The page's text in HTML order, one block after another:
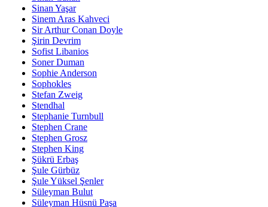
Sinan Yaşar
Sinem Aras Kahveci
Sir Arthur Conan Doyle
Şirin Devrim
Sofist Libanios
Soner Duman
Sophie Anderson
Sophokles
Stefan Zweig
Stendhal
Stephanie Turnbull
Stephen Crane
Stephen Grosz
Stephen King
Şükrü Erbaş
Şule Gürbüz
Şule Yüksel Şenler
Süleyman Bulut
Süleyman Hüsnü Paşa